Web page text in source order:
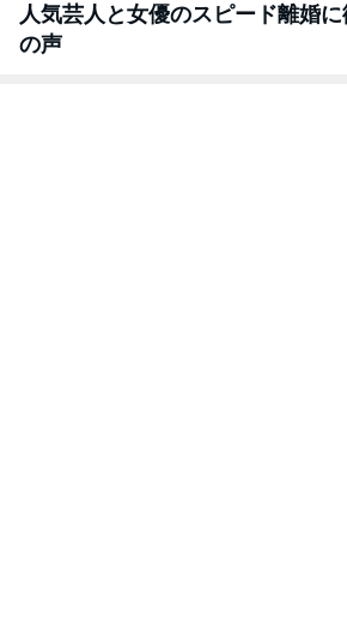
人気芸人と女優のスピード離婚
の声